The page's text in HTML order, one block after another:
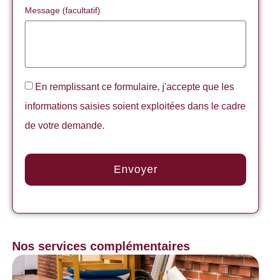
Message (facultatif)
En remplissant ce formulaire, j'accepte que les
informations saisies soient exploitées dans le cadre
de votre demande.
Envoyer
Nos services complémentaires